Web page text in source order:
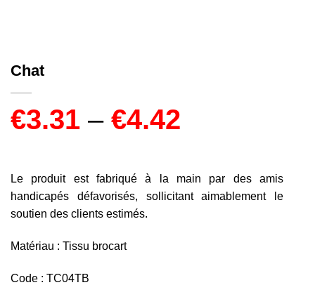
Chat
€3.31 – €4.42
Le produit est fabriqué à la main par des amis
handicapés défavorisés, sollicitant aimablement le
soutien des clients estimés.
Matériau : Tissu brocart
Code : TC04TB